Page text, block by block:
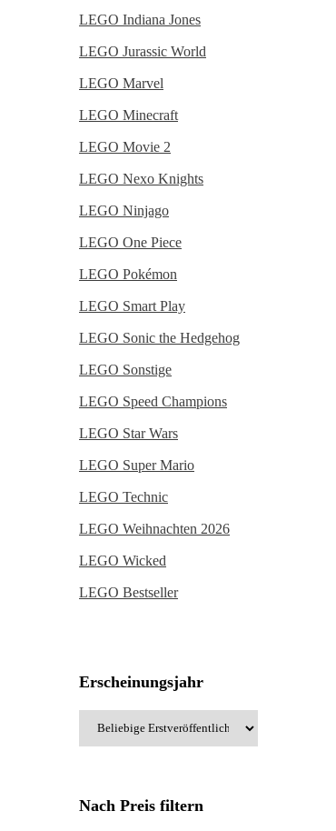
LEGO Indiana Jones
LEGO Jurassic World
LEGO Marvel
LEGO Minecraft
LEGO Movie 2
LEGO Nexo Knights
LEGO Ninjago
LEGO One Piece
LEGO Pokémon
LEGO Smart Play
LEGO Sonic the Hedgehog
LEGO Sonstige
LEGO Speed Champions
LEGO Star Wars
LEGO Super Mario
LEGO Technic
LEGO Weihnachten 2026
LEGO Wicked
LEGO Bestseller
Erscheinungsjahr
Nach Preis filtern